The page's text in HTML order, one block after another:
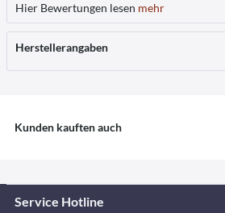
Hier Bewertungen lesen mehr
Herstellerangaben
Kunden kauften auch
Service Hotline